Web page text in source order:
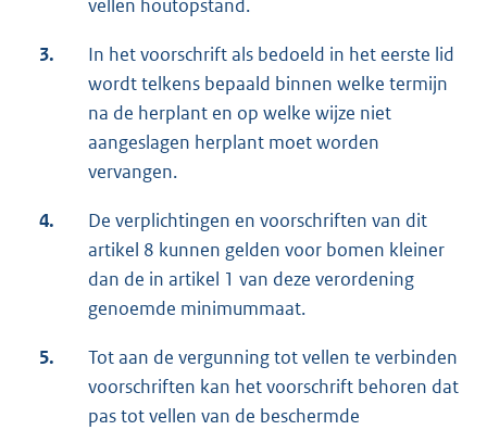
vellen houtopstand.
3.
In het voorschrift als bedoeld in het eerste lid
wordt telkens bepaald binnen welke termijn
na de herplant en op welke wijze niet
aangeslagen herplant moet worden
vervangen.
4.
De verplichtingen en voorschriften van dit
artikel 8 kunnen gelden voor bomen kleiner
dan de in artikel 1 van deze verordening
genoemde minimummaat.
5.
Tot aan de vergunning tot vellen te verbinden
voorschriften kan het voorschrift behoren dat
pas tot vellen van de beschermde